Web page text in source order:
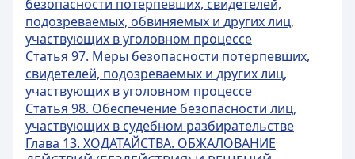
безопасности потерпевших, свидетелей,
подозреваемых, обвиняемых и других лиц,
участвующих в уголовном процессе
Статья 97. Меры безопасности потерпевших,
свидетелей, подозреваемых и других лиц,
участвующих в уголовном процессе
Статья 98. Обеспечение безопасности лиц,
участвующих в судебном разбирательстве
Глава 13. ХОДАТАЙСТВА. ОБЖАЛОВАНИЕ